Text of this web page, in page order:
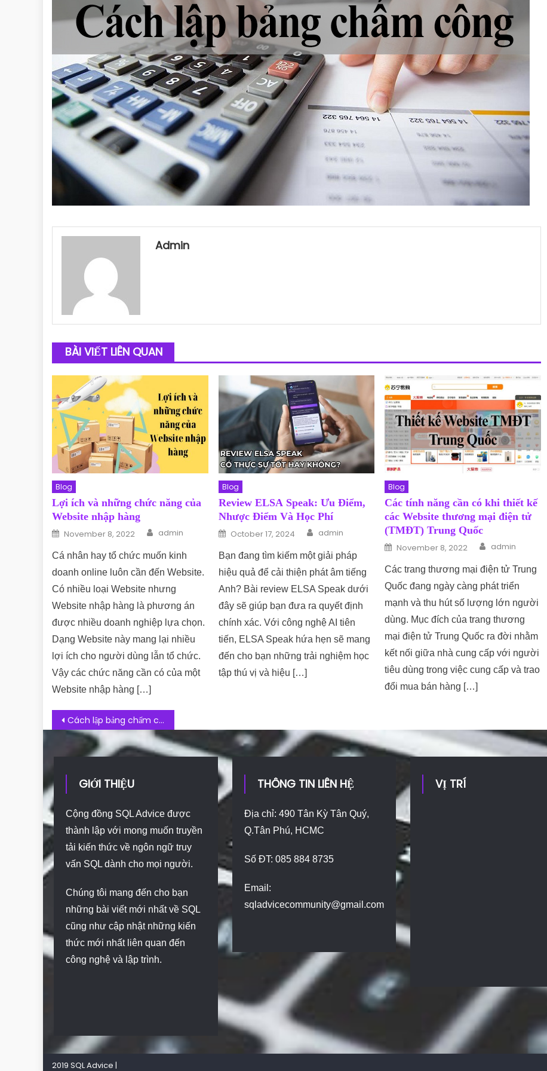
Admin
BÀI VIẾT LIÊN QUAN
Blog
Lợi ích và những chức năng của
Website nhập hàng
Posted on
November 8, 2022 Author
admin
Cá nhân hay tổ chức muốn kinh
doanh online luôn cần đến Website.
Có nhiều loại Website nhưng
Website nhập hàng là phương án
được nhiều doanh nghiệp lựa chọn.
Dạng Website này mang lại nhiều
lợi ích cho người dùng lẫn tổ chức.
Vậy các chức năng cần có của một
Website nhập hàng […]
Blog
Review ELSA Speak: Ưu Điểm,
Nhược Điểm Và Học Phí
Posted on
October 17, 2024 Author
admin
Bạn đang tìm kiếm một giải pháp
hiệu quả để cải thiện phát âm tiếng
Anh? Bài review ELSA Speak dưới
đây sẽ giúp bạn đưa ra quyết định
chính xác. Với công nghệ AI tiên
tiến, ELSA Speak hứa hẹn sẽ mang
đến cho bạn những trải nghiệm học
tập thú vị và hiệu […]
Blog
Các tính năng cần có khi thiết kế
các Website thương mại điện tử
(TMĐT) Trung Quốc
Posted on
November 8, 2022 Author
admin
Các trang thương mại điện tử Trung
Quốc đang ngày càng phát triển
mạnh và thu hút số lượng lớn người
dùng. Mục đích của trang thương
mại điện tử Trung Quốc ra đời nhằm
kết nối giữa nhà cung cấp với người
tiêu dùng trong việc cung cấp và trao
đổi mua bán hàng […]
Post navigation
Cách lập bảng chấm công khoa học và đơn giản nhất
GIỚI THIỆU
Cộng đồng SQL Advice được
thành lập với mong muốn truyền
tải kiến thức về ngôn ngữ truy
vấn SQL dành cho mọi người.
Chúng tôi mang đến cho bạn
những bài viết mới nhất về SQL
cũng như cập nhật những kiến
thức mới nhất liên quan đến
công nghệ và lập trình.
THÔNG TIN LIÊN HỆ
Địa chỉ: 490 Tân Kỳ Tân Quý,
Q.Tân Phú, HCMC
Số ĐT: 085 884 8735
Email:
sqladvicecommunity@gmail.com
VỊ TRÍ
2019 SQL Advice |